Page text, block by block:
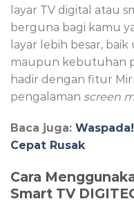
layar TV digital atau
berguna bagi kamu
layar lebih besar,
maupun kebutuhan
hadir dengan fitur
pengalaman screen
Baca juga:
Cepat Rusak
Cara
Smart TV